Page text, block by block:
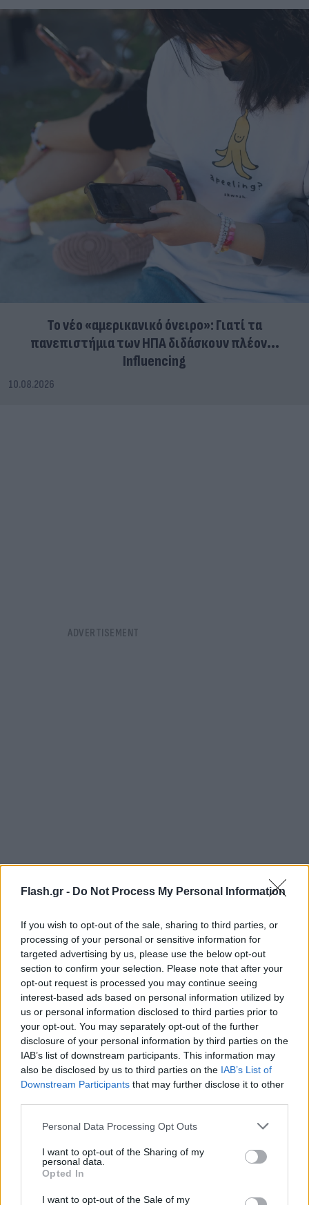
Flash.gr - Do Not Process My Personal Information
If you wish to opt-out of the sale, sharing to third parties, or
processing of your personal or sensitive information for
targeted advertising by us, please use the below opt-out
section to confirm your selection. Please note that after your
opt-out request is processed you may continue seeing
interest-based ads based on personal information utilized by
us or personal information disclosed to third parties prior to
your opt-out. You may separately opt-out of the further
disclosure of your personal information by third parties on the
IAB’s list of downstream participants. This information may
also be disclosed by us to third parties on the IAB’s List of
Downstream Participants that may further disclose it to other
Please note that this website/app uses one or more Google
not limited to your visit or usage behaviour. You may click to
grant or deny consent to Google and its third-party tags to
use your data for below specified purposes in below Google
consent section.
Personal Data Processing Opt Outs
I want to opt-out of the Sharing of my
personal data.
Opted In
I want to opt-out of the Sale of my
Το νέο «αμερικανικό όνειρο»: Γιατί τα
πανεπιστήμια των ΗΠΑ διδάσκουν πλέον...
Influencing
10.08.2026